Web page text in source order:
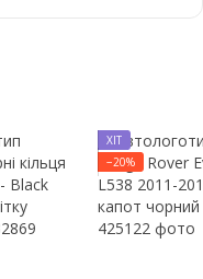
ХІТ
−20%